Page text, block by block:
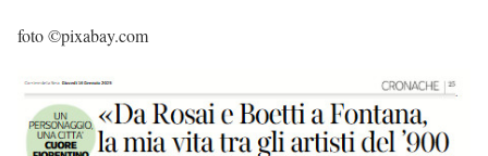
foto ©pixabay.com